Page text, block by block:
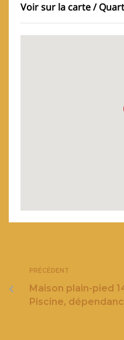
Voir sur la carte /
PRÉCÉDENT
Maison plain-pied
Piscine,